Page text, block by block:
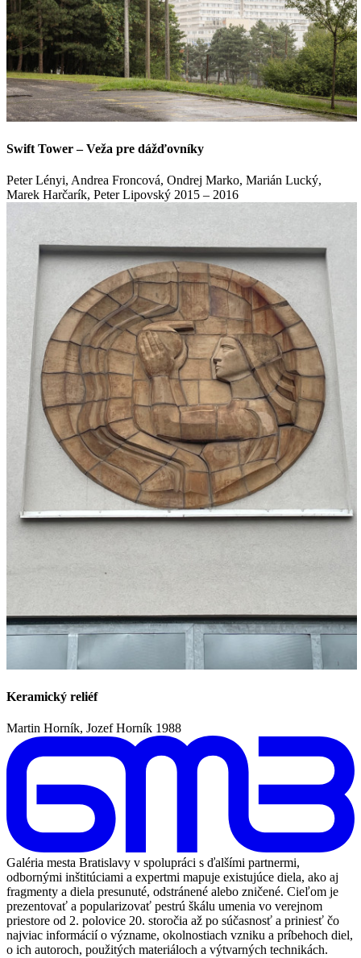
Swift Tower – Veža pre dážďovníky
Peter Lényi, Andrea Froncová, Ondrej Marko, Marián Lucký,
Marek Harčarík, Peter Lipovský 2015 – 2016
Keramický reliéf
Martin Horník, Jozef Horník 1988
Galéria mesta Bratislavy v spolupráci s ďalšími partnermi,
odbornými inštitúciami a expertmi mapuje existujúce diela, ako aj
fragmenty a diela presunuté, odstránené alebo zničené. Cieľom je
prezentovať a popularizovať pestrú škálu umenia vo verejnom
priestore od 2. polovice 20. storočia až po súčasnosť a priniesť čo
najviac informácií o význame, okolnostiach vzniku a príbehoch diel,
o ich autoroch, použitých materiáloch a výtvarných technikách.